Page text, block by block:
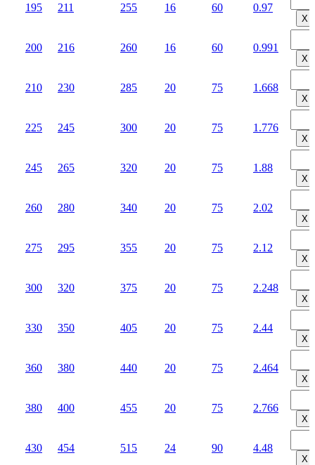
195 211 255 16 60 0.97
Х
200 216 260 16 60 0.991
Х
210 230 285 20 75 1.668
Х
225 245 300 20 75 1.776
Х
245 265 320 20 75 1.88
Х
260 280 340 20 75 2.02
Х
275 295 355 20 75 2.12
Х
300 320 375 20 75 2.248
Х
330 350 405 20 75 2.44
Х
360 380 440 20 75 2.464
Х
380 400 455 20 75 2.766
Х
430 454 515 24 90 4.48
Х